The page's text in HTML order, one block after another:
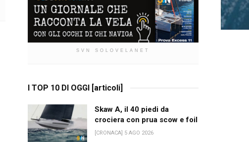
SVN SOLOVELANET
I TOP 10 DI OGGI [articoli]
Skaw A, il 40 piedi da
crociera con prua scow e foil
[CRONACA] 5 AGO 2026